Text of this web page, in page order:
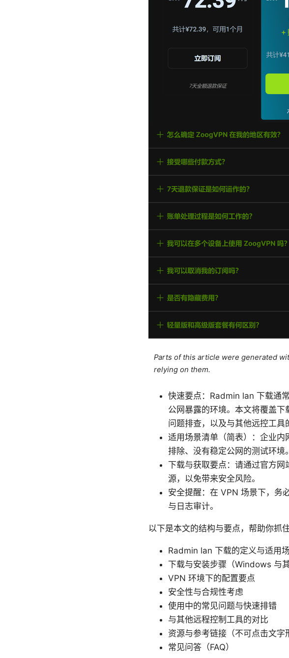
Parts of this article were generated
relying on them.
快速要点：Radmin lan 下载通
公网暴露的环境。本文将覆盖
问题排查，以及与其他远控工具
适用场景清单（简表）：企业
排除、没有稳定公网的测试环境。
下载与获取要点：请通过官方
源，以免带来安全风险。
安全提醒：在 VPN 场景下，务
与日志审计。
以下是本文的结构与要点，帮助你抓
Radmin lan 下载的定义与适用
下载与安装步骤（Windows 与
VPN 环境下的配置要点
安全性与合规性考虑
使用中的常见问题与快速排错
与其他远程控制工具的对比
资源与参考链接（不可点击文字
常见问答（FAQ）